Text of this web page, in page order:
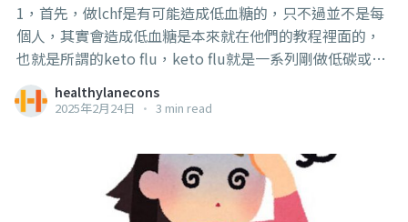
1，首先，做lchf是有可能造成低血糖的，只不過並不是每
個人，其實會造成低血糖是本來就在他們的教程裡面的，
也就是所謂的keto flu，keto flu就是一系列剛做低碳或生
酮飲食時會出現的症狀，包括低血糖、頭痛、頭腦迷糊、
疲勞、煩躁、噁心、睡眠困難和便秘。 通常這些症狀會存
教到keto flu嗎？不至於吧？這是連Harvard Health都有提
的症狀每個人也不一定一樣，所以有些人就會否認這些症
healthylanecons
2025年2月24日 • 3 min read